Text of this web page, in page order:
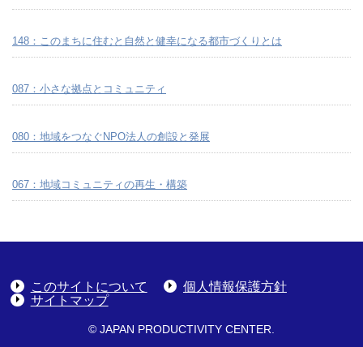
148：このまちに住むと自然と健幸になる都市づくりとは
087：小さな拠点とコミュニティ
080：地域をつなぐNPO法人の創設と発展
067：地域コミュニティの再生・構築
このサイトについて
個人情報保護方針
サイトマップ
© JAPAN PRODUCTIVITY CENTER.